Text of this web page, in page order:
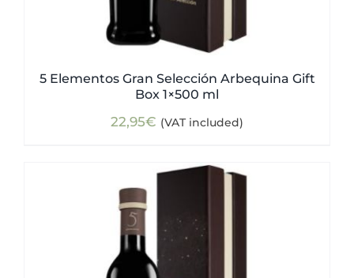
5 Elementos Gran Selección Arbequina Gift
Box 1×500 ml
22,95€ (VAT included)